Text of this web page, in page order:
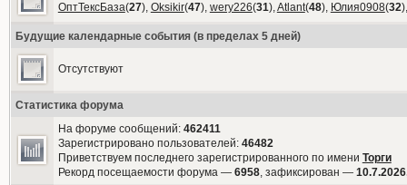
ОптТексБаза(27), Oksikir(47), wery226(31),Atlant(48), Юлия0908(32
Будущие календарные события (в пределах 5 дней)
Отсутствуют
Статистика форума
На форуме сообщений: 462411
Зарегистрировано пользователей: 46482
Приветствуем последнего зарегистрированного по имени Торги
Рекорд посещаемости форума — 6958, зафиксирован —